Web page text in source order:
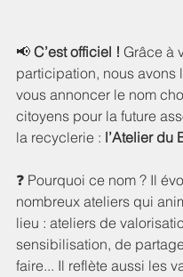
📢 C’est officiel ! Grâce à
participation, nous avons
vous annoncer le nom
citoyens pour la future
la recyclerie : l’Atelier du
❓ Pourquoi ce nom ? Il
nombreux ateliers qui
lieu : ateliers de
sensibilisation, de
faire... Il reflète aussi les